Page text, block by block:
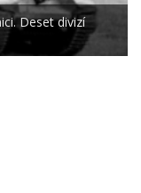
Deset divizí